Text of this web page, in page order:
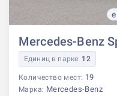
Mercedes-Benz
Единиц в парке: 12
Количество мест: 19
Марка: Mercedes-Benz